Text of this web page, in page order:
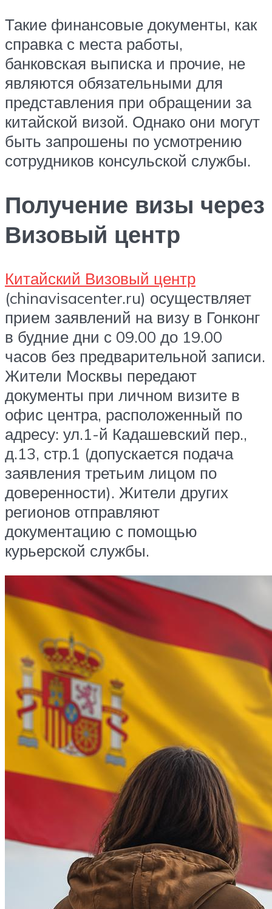
Такие финансовые документы, как
справка с места работы,
банковская выписка и прочие, не
являются обязательными для
представления при обращении за
китайской визой. Однако они могут
быть запрошены по усмотрению
сотрудников консульской службы.
Получение визы через
Визовый центр
Китайский Визовый центр
(chinavisacenter.ru) осуществляет
прием заявлений на визу в Гонконг
в будние дни с 09.00 до 19.00
часов без предварительной записи.
Жители Москвы передают
документы при личном визите в
офис центра, расположенный по
адресу: ул.1-й Кадашевский пер.,
д.13, стр.1 (допускается подача
заявления третьим лицом по
доверенности). Жители других
регионов отправляют
документацию с помощью
курьерской службы.